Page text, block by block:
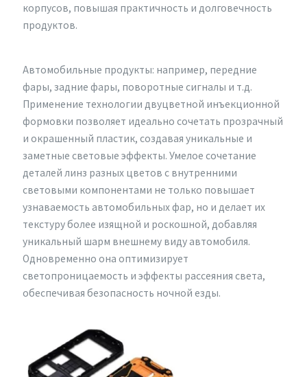
корпусов, повышая практичность и долговечность
продуктов.
Автомобильные продукты: например, передние
фары, задние фары, поворотные сигналы и т.д.
Применение технологии двуцветной инъекционной
формовки позволяет идеально сочетать прозрачный
и окрашенный пластик, создавая уникальные и
заметные световые эффекты. Умелое сочетание
деталей линз разных цветов с внутренними
световыми компонентами не только повышает
узнаваемость автомобильных фар, но и делает их
текстуру более изящной и роскошной, добавляя
уникальный шарм внешнему виду автомобиля.
Одновременно она оптимизирует
светопроницаемость и эффекты рассеяния света,
обеспечивая безопасность ночной езды.